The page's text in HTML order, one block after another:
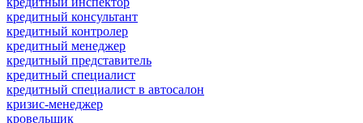
кредитный консультант
кредитный контролер
кредитный менеджер
кредитный представитель
кредитный специалист
кредитный специалист в автосалон
кризис-менеджер
кровельщик